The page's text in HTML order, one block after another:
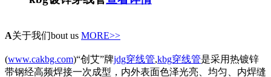
A关于我们bout us MORE>>
(www.cakbg.com)“创艾”牌jdg穿线管,kbg穿线管是采用热镀锌
带钢经高频焊接一次成型，内外表面色泽光亮、均匀、内焊缝